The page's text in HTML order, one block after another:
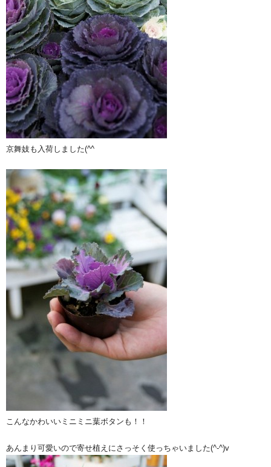
京舞妓も入荷しました(^^ゞ
こんなかわいいミニミニ葉ボタンも！！
あんまり可愛いので寄せ植えにさっそく使っちゃいました(^-^)v